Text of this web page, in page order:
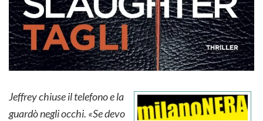
Jeffrey chiuse il telefono e la
guardò negli occhi. «Se devo